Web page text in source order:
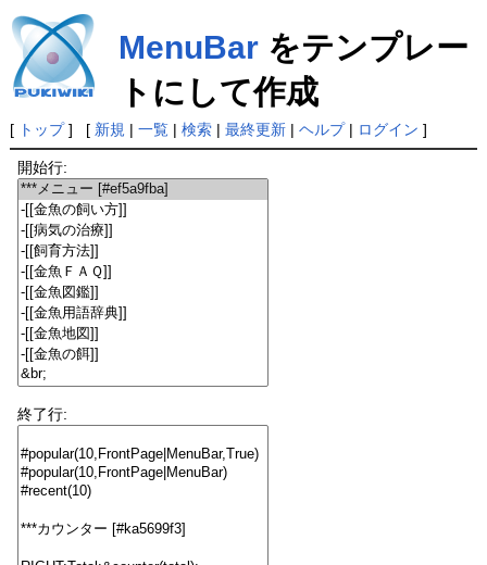
MenuBarをテンプレー
トにして作成
[ トップ] [ 新規 | 一覧| 検索| 最終更新| ヘルプ| ログイン ]
開始行:
終了行: